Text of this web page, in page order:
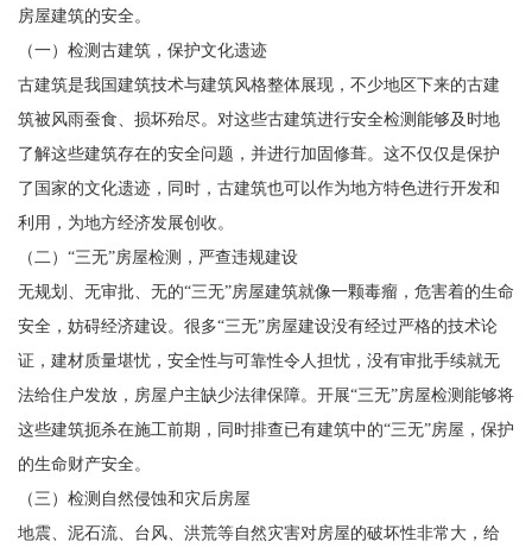
房屋建筑的安全。
（一）检测古建筑，保护文化遗迹
古建筑是我国建筑技术与建筑风格整体展现，不少地区下来的古建
筑被风雨蚕食、损坏殆尽。对这些古建筑进行安全检测能够及时地
了解这些建筑存在的安全问题，并进行加固修葺。这不仅仅是保护
了国家的文化遗迹，同时，古建筑也可以作为地方特色进行开发和
利用，为地方经济发展创收。
（二）“三无”房屋检测，严查违规建设
无规划、无审批、无的“三无”房屋建筑就像一颗毒瘤，危害着的生命
安全，妨碍经济建设。很多“三无”房屋建设没有经过严格的技术论
证，建材质量堪忧，安全性与可靠性令人担忧，没有审批手续就无
法给住户发放，房屋户主缺少法律保障。开展“三无”房屋检测能够将
这些建筑扼杀在施工前期，同时排查已有建筑中的“三无”房屋，保护
的生命财产安全。
（三）检测自然侵蚀和灾后房屋
地震、泥石流、台风、洪荒等自然灾害对房屋的破坏性非常大，给